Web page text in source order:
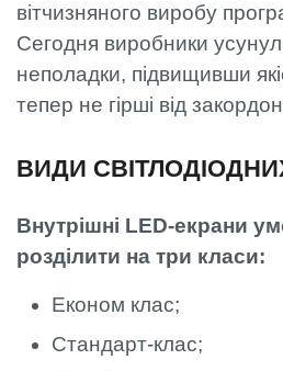
вітчизняного виробу
Сегодня виробники
неполадки, підвищивши
тепер не гірші від
ВИДИ
Внутрішні LED-екрани
розділити на три класи:
Економ клас;
Стандарт-клас;